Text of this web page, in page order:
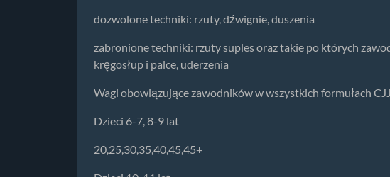
dozwolone techniki: rzuty, dźwignie, duszenia
zabronione techniki: rzuty suples oraz takie po których
kręgosłup i palce, uderzenia
Wagi obowiązujące zawodników w wszystkich formułach
Dzieci 6-7, 8-9 lat
20,25,30,35,40,45,45+